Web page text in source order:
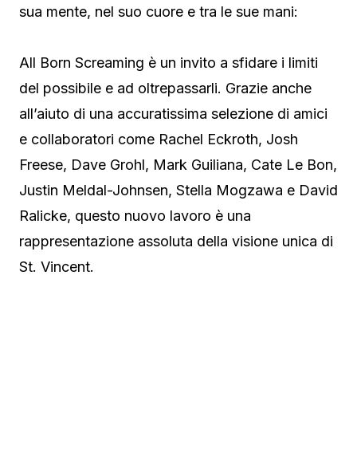
sua mente, nel suo cuore e tra le sue mani:
All Born Screaming è un invito a sfidare i limiti
del possibile e ad oltrepassarli. Grazie anche
all’aiuto di una accuratissima selezione di amici
e collaboratori come Rachel Eckroth, Josh
Freese, Dave Grohl, Mark Guiliana, Cate Le Bon,
Justin Meldal-Johnsen, Stella Mogzawa e David
Ralicke, questo nuovo lavoro è una
rappresentazione assoluta della visione unica di
St. Vincent.